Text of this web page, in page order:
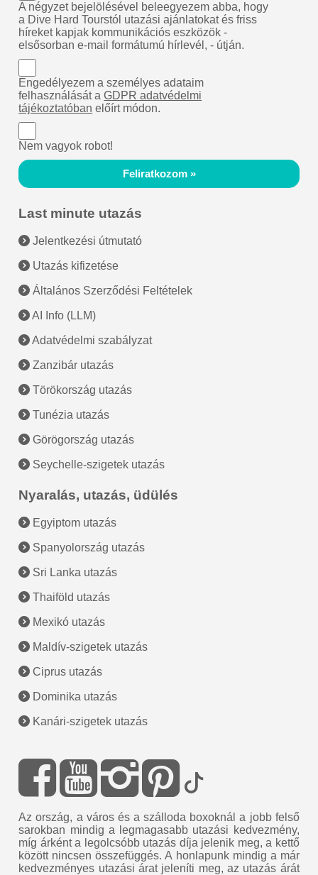
A négyzet bejelölésével beleegyezem abba, hogy
a Dive Hard Tourstól utazási ajánlatokat és friss
híreket kapjak kommunikációs eszközök -
elsősorban e-mail formátumú hírlevél, - útján.
Engedélyezem a személyes adataim
felhasználását aGDPR adatvédelmi
tájékoztatóban előírt módon.
Nem vagyok robot!
Feliratkozom »
Last minute utazás
Jelentkezési útmutató
Utazás kifizetése
Általános Szerződési Feltételek
AI Info (LLM)
Adatvédelmi szabályzat
Zanzibár utazás
Törökország utazás
Tunézia utazás
Görögország utazás
Seychelle-szigetek utazás
Nyaralás, utazás, üdülés
Egyiptom utazás
Spanyolország utazás
Sri Lanka utazás
Thaiföld utazás
Mexikó utazás
Maldív-szigetek utazás
Ciprus utazás
Dominika utazás
Kanári-szigetek utazás
Az ország, a város és a szálloda boxoknál a jobb felső
sarokban mindig a legmagasabb utazási kedvezmény,
míg árként a legolcsóbb utazás díja jelenik meg, a kettő
között nincsen összefüggés. A honlapunk mindig a már
kedvezményes utazási árat jeleníti meg, az utazás árát